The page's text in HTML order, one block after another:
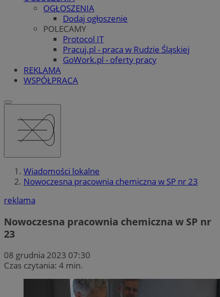
OGŁOSZENIA
Dodaj ogłoszenie
POLECAMY
Protocol IT
Pracuj.pl - praca w Rudzie Śląskiej
GoWork.pl - oferty pracy
REKLAMA
WSPÓŁPRACA
Wiadomości lokalne
Nowoczesna pracownia chemiczna w SP nr 23
reklama
Nowoczesna pracownia chemiczna w SP nr
23
08 grudnia 2023 07:30
Czas czytania: 4 min.